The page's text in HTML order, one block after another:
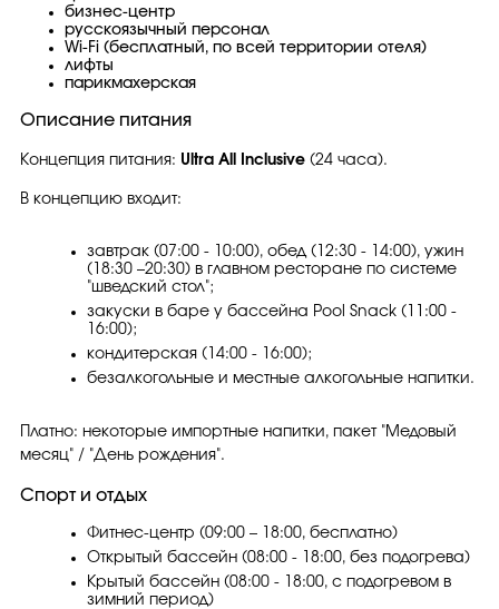
бизнес-центр
русскоязычный персонал
Wi-Fi (бесплатный, по всей территории отеля)
лифты
парикмахерская
Описание питания
Концепция питания: Ultra All Inclusive (24 часа).
В концепцию входит:
завтрак (07:00 - 10:00), обед (12:30 - 14:00), ужин
(18:30 –20:30) в главном ресторане по системе
"шведский стол";
закуски в баре у бассейна Pool Snack (11:00 -
16:00);
кондитерская (14:00 - 16:00);
безалкогольные и местные алкогольные напитки.
Платно: некоторые импортные напитки, пакет "Медовый
месяц" / "День рождения".
Спорт и отдых
Фитнес-центр (09:00 – 18:00, бесплатно)
Открытый бассейн (08:00 - 18:00, без подогрева)
Крытый бассейн (08:00 - 18:00, с подогревом в
зимний период)